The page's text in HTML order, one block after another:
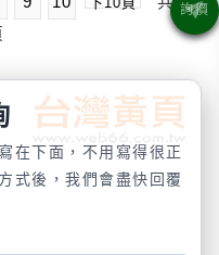
在下面，不用寫得很正
式後，我們會盡快回覆